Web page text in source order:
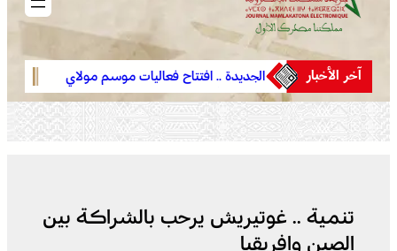
آخر الأخبار
موسم مولاي
الجديدة .. افتتاح فعاليات موسم مولاي
عبد الله أمغار
تنمية .. غوتيريش يرحب بالشراكة بين
الصين وإفريقيا